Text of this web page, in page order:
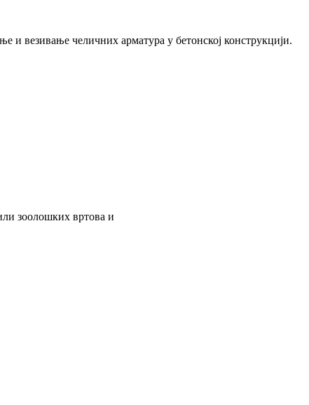
везивање челичних арматура у бетонској конструкцији.
зоолошких вртова и